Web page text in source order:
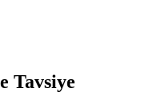
Tavsiye